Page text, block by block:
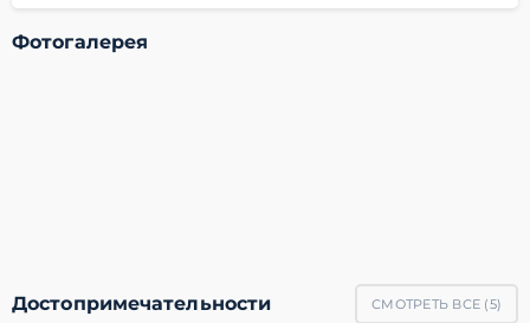
Фотогалерея
Достопримечательности СМОТРЕТЬ ВСЕ (5)